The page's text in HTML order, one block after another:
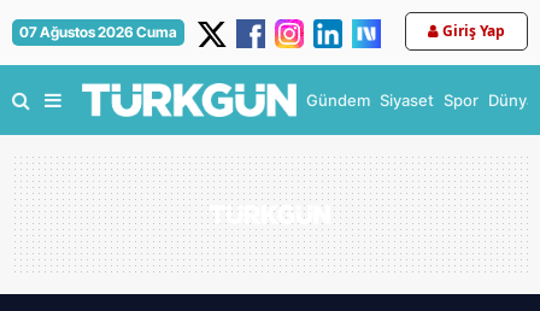
07 Ağustos 2026 Cuma Giriş Yap
Gündem Siyaset Spor Dünya